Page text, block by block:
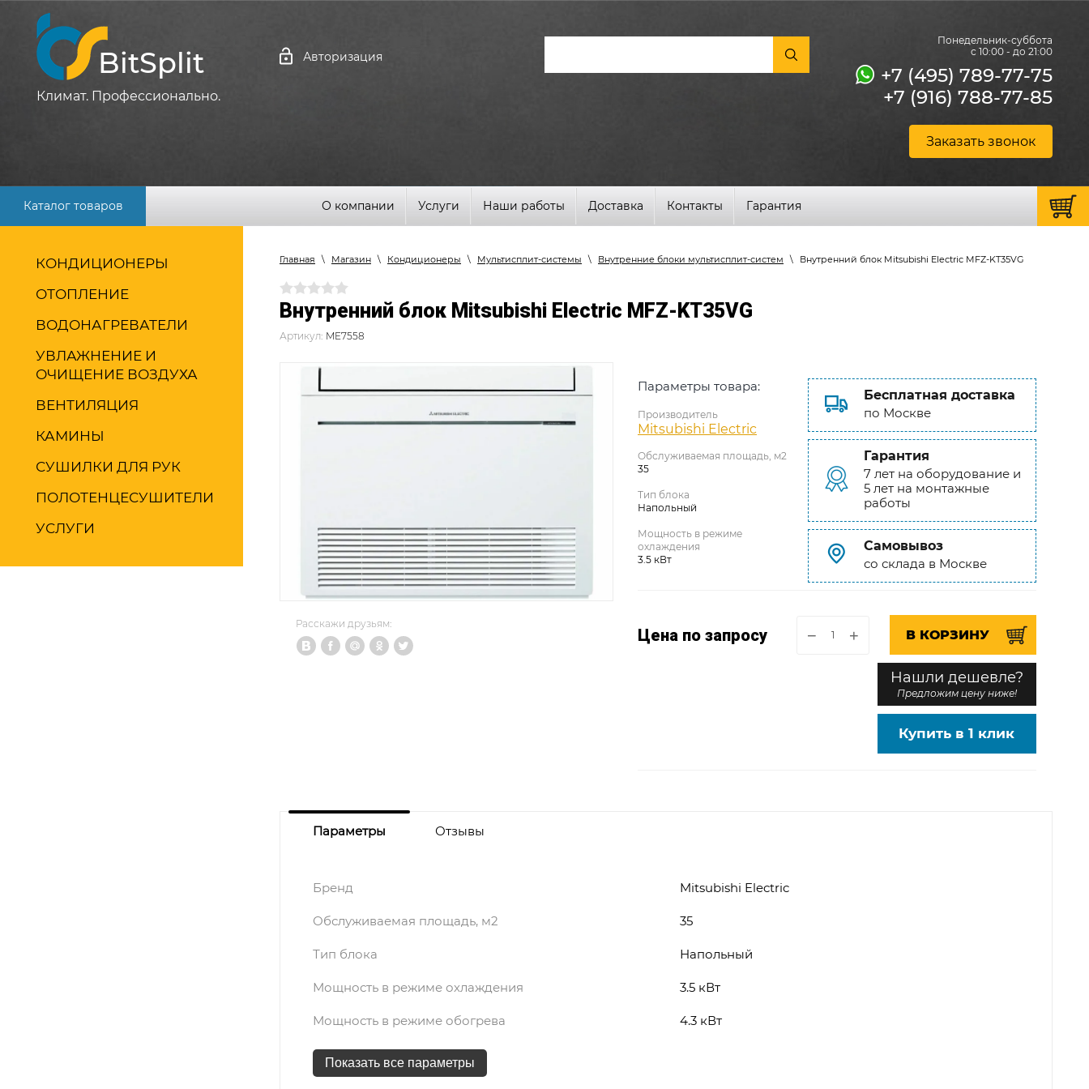
BitSplit
Климат. Профессионально.
Авторизация
Понедельник-суббота
с 10:00 - до 21:00
+7 (495) 789-77-75
+7 (916) 788-77-85
Заказать звонок
Каталог товаров О компании Услуги Наши работы Доставка Контакты Гарантия
КОНДИЦИОНЕРЫ
ОТОПЛЕНИЕ
ВОДОНАГРЕВАТЕЛИ
УВЛАЖНЕНИЕ И
ОЧИЩЕНИЕ ВОЗДУХА
ВЕНТИЛЯЦИЯ
КАМИНЫ
СУШИЛКИ ДЛЯ РУК
ПОЛОТЕНЦЕСУШИТЕЛИ
УСЛУГИ
Главная \ Магазин \ Кондиционеры \ Мультисплит-системы \ Внутренние блоки мультисплит-систем \ Внутренний блок Mitsubishi Electric MFZ-KT35VG
Внутренний блок Mitsubishi Electric MFZ-KT35VG
Артикул: ME7558
Расскажи друзьям:
Параметры товара:
Производитель
Mitsubishi Electric
Обслуживаемая площадь, м2
35
Тип блока
Напольный
Мощность в режиме
охлаждения
3.5 кВт
Бесплатная доставка
по Москве
Гарантия
7 лет на оборудование и
5 лет на монтажные
работы
Самовывоз
со склада в Москве
Цена по запросу − + В КОРЗИНУ
Нашли дешевле?
Предложим цену ниже!
Купить в 1 клик
Параметры Отзывы
Бренд Mitsubishi Electric
Обслуживаемая площадь, м2 35
Тип блока Напольный
Мощность в режиме охлаждения 3.5 кВт
Мощность в режиме обогрева 4.3 кВт
Показать все параметры